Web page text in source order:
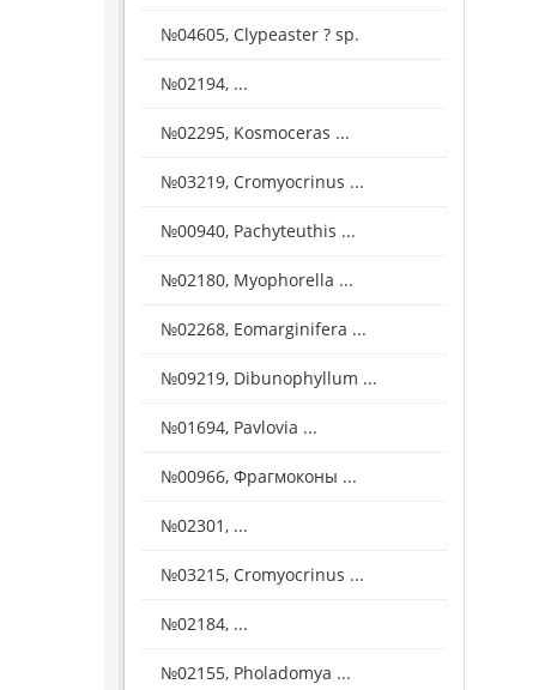
№04605, Clypeaster ? sp.
№02194, ...
№02295, Kosmoceras ...
№03219, Cromyocrinus ...
№00940, Pachyteuthis ...
№02180, Myophorella ...
№02268, Eomarginifera ...
№09219, Dibunophyllum ...
№01694, Pavlovia ...
№00966, Фрагмоконы ...
№02301, ...
№03215, Cromyocrinus ...
№02184, ...
№02155, Pholadomya ...